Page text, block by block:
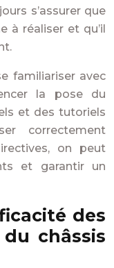
s’assurer que
à réaliser et qu’il
familiariser avec
la pose du
et des tutoriels
correctement
on peut
et garantir un
des
châssis